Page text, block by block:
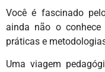
Você é fascinado
ainda não o
práticas e
Uma viagem